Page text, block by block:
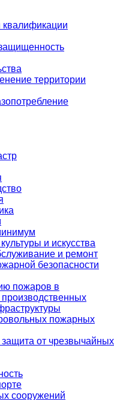
территории
и искусства
и ремонт
безопасности
пожаров в
пожарных
от чрезвычайных
сооружений